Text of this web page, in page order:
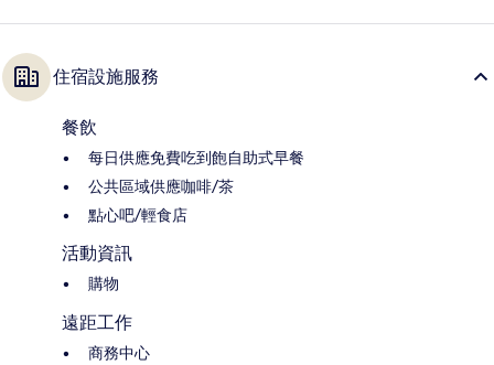
住宿設施服務
餐飲
每日供應免費吃到飽自助式早餐
公共區域供應咖啡/茶
點心吧/輕食店
活動資訊
購物
遠距工作
商務中心